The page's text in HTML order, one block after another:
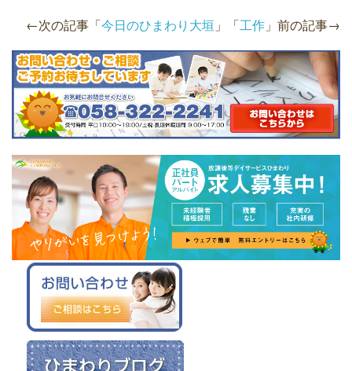
「工作 」前の記事→
←次の記事「今日のひまわり大垣 」